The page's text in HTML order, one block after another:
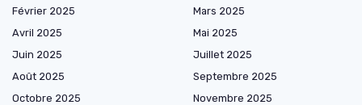
Février 2025
Mars 2025
Avril 2025
Mai 2025
Juin 2025
Juillet 2025
Août 2025
Septembre 2025
Octobre 2025
Novembre 2025